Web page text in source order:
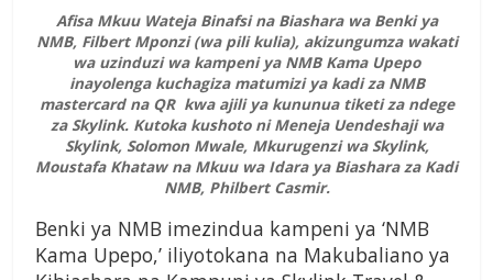
Afisa Mkuu Wateja Binafsi na Biashara wa Benki ya
NMB, Filbert Mponzi (wa pili kulia), akizungumza wakati
wa uzinduzi wa kampeni ya NMB Kama Upepo
inayolenga kuchagiza matumizi ya kadi za NMB
mastercard na QR kwa ajili ya kununua tiketi za ndege
za Skylink. Kutoka kushoto ni Meneja Uendeshaji wa
Skylink, Solomon Mwale, Mkurugenzi wa Skylink,
Moustafa Khataw na Mkuu wa Idara ya Biashara za Kadi
NMB, Philbert Casmir.
Benki ya NMB imezindua kampeni ya ‘NMB
Kama Upepo,’ iliyotokana na Makubaliano ya